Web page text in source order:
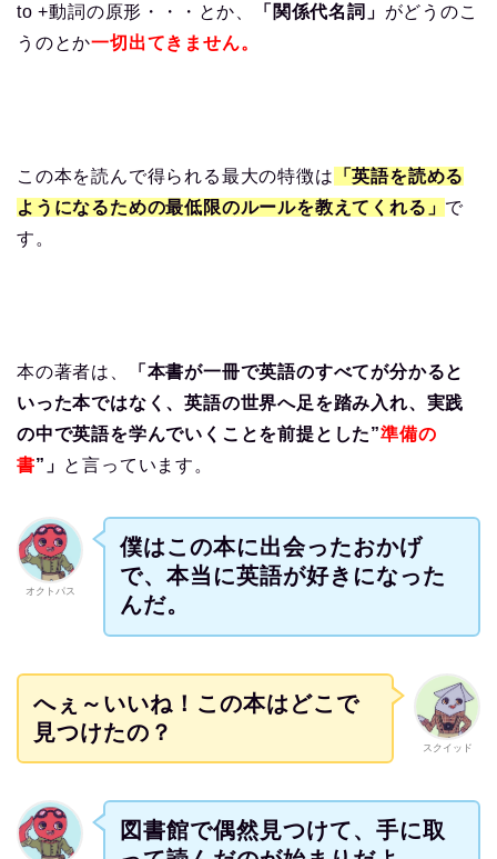
to +動詞の原形・・・とか、
「関係代名詞」 がどうのこ
うのとか一切出てきません。
この本を読んで得られる最大の特徴は 「英語を読める
ようになるための最低限のルールを教えてくれる」 で
す。
本の著者は、
「本書が一冊で英語のすべてが分かると
いった本ではなく、英語の世界へ足を踏み入れ、実践
の中で英語を学んでいくことを前提とした”準備の
書”」 と言っています。
オクトパス
僕はこの本に出会ったおかげ
で、本当に英語が好きになった
んだ。
スクイッド
へぇ～いいね！この本はどこで
見つけたの？
図書館で偶然見つけて、手に取